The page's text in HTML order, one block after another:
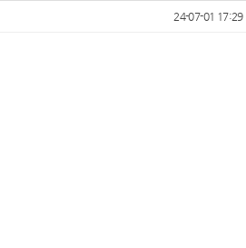
24-07-01 17:29